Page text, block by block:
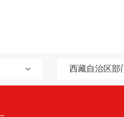
西藏自治区部